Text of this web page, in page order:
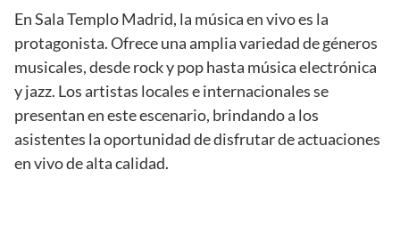
En Sala Templo Madrid, la música en vivo es la
protagonista. Ofrece una amplia variedad de géneros
musicales, desde rock y pop hasta música electrónica
y jazz. Los artistas locales e internacionales se
presentan en este escenario, brindando a los
asistentes la oportunidad de disfrutar de actuaciones
en vivo de alta calidad.